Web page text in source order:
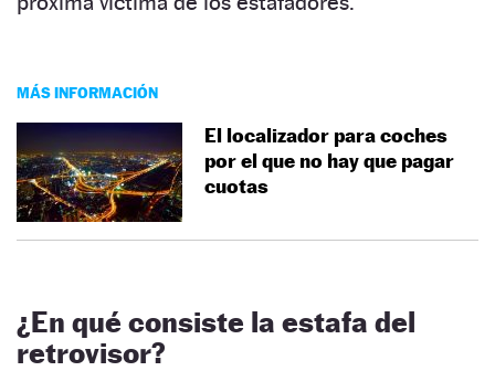
MÁS INFORMACIÓN
El localizador para coches
por el que no hay que pagar
cuotas
¿En qué consiste la estafa del
retrovisor?